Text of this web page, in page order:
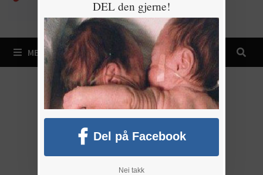
MENY
DEL den gjerne!
Del på Facebook
Nei takk